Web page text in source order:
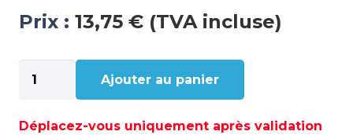
Prix : 13,75 € (TVA incluse)
de
D'EAU
Ajouter au panier
Déplacez-vous uniquement après validation